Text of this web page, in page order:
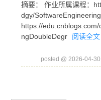
摘要： 作业所属课程：
dgy/
https://
ngDoubleDegr
阅读全文
posted @ 2026-04-